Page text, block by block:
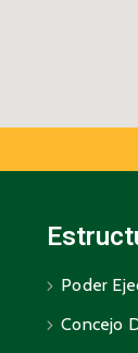
Poder
Concejo